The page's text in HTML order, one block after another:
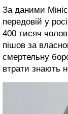
За даними
передовій у
400 тисяч
пішов за
смертельну
втрати знають